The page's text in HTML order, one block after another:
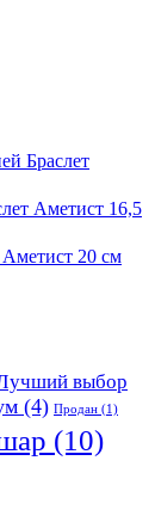
Браслет
Аметист 16,5
Аметист 20 см
выбор
(4) Продан (1)
(10)